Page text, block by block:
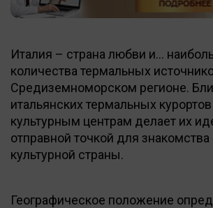
Италия – страна любви и…
количества термальных
Средиземноморском регионе.
итальянских термальных
культурным центрам делает их
отправной точкой для знакомства
культурной страны.
Географическое положение